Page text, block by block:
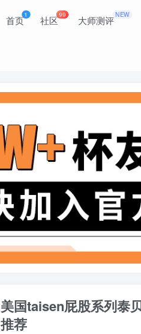
首页1 社区99 大师测评NEW
美国taisen屁股系列泰
推荐